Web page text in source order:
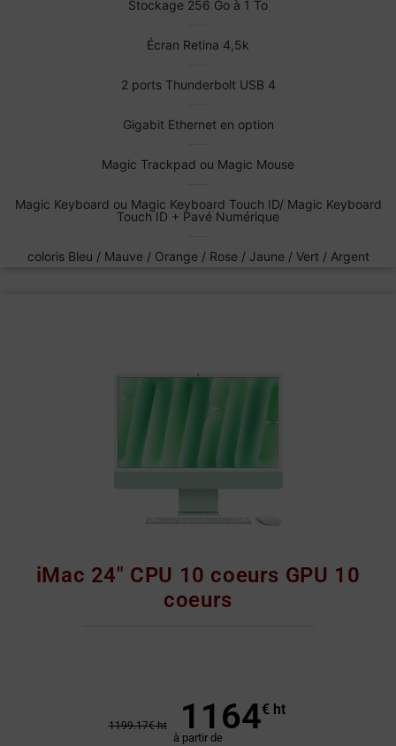
Stockage 256 Go à 1 To
Écran Retina 4,5k
2 ports Thunderbolt USB 4
Gigabit Ethernet en option
Magic Trackpad ou Magic Mouse
Magic Keyboard ou Magic Keyboard Touch ID/ Magic Keyboard
Touch ID + Pavé Numérique
coloris Bleu / Mauve / Orange / Rose / Jaune / Vert / Argent
iMac 24" CPU 10 coeurs GPU 10
coeurs
1199.17€ ht 1164€ ht
à partir de